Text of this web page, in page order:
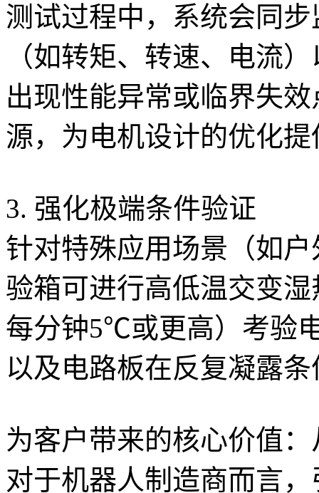
测试过程中，系统会同
（如转矩、转速、电流
出现性能异常或临界失
源，为电机设计的优化
3. 强化极端条件验证
针对特殊应用场景（如
验箱可进行高低温交变
每分钟5℃或更高）考验
以及电路板在反复凝露
为客户带来的核心价值
对于机器人制造商而言